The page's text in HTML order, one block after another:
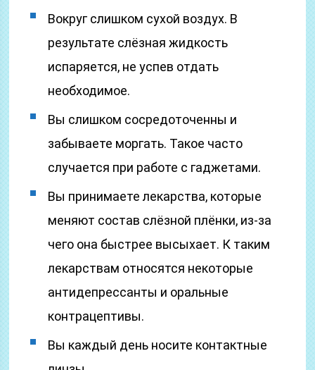
Вокруг слишком сухой воздух. В
результате слёзная жидкость
испаряется, не успев отдать
необходимое.
Вы слишком сосредоточенны и
забываете моргать. Такое часто
случается при работе с гаджетами.
Вы принимаете лекарства, которые
меняют состав слёзной плёнки, из-за
чего она быстрее высыхает. К таким
лекарствам относятся некоторые
антидепрессанты и оральные
контрацептивы.
Вы каждый день носите контактные